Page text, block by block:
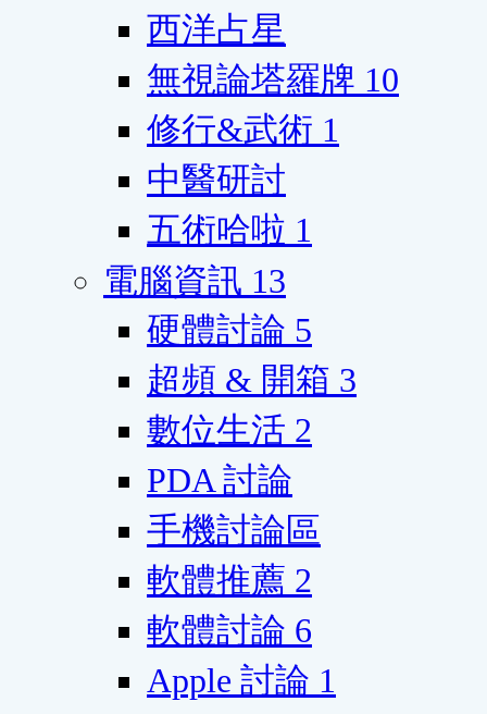
西洋占星
無視論塔羅牌 10
修行&武術 1
中醫研討
五術哈啦 1
電腦資訊 13
硬體討論 5
超頻 & 開箱 3
數位生活 2
PDA 討論
手機討論區
軟體推薦 2
軟體討論 6
Apple 討論 1